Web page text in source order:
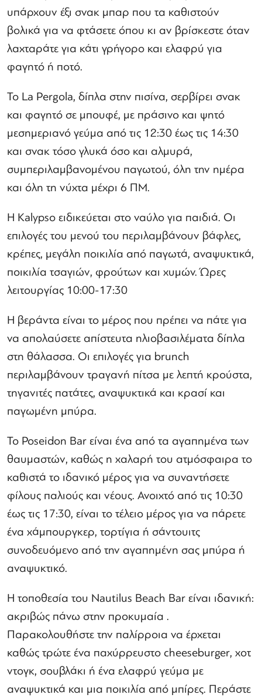
υπάρχουν έξι σνακ μπαρ που τα καθιστούν
βολικά για να φτάσετε όπου κι αν βρίσκεστε όταν
λαχταράτε για κάτι γρήγορο και ελαφρύ για
φαγητό ή ποτό.
Το La Pergola, δίπλα στην πισίνα, σερβίρει σνακ
και φαγητό σε μπουφέ, με πράσινο και ψητό
μεσημεριανό γεύμα από τις 12:30 έως τις 14:30
και σνακ τόσο γλυκά όσο και αλμυρά,
συμπεριλαμβανομένου παγωτού, όλη την ημέρα
και όλη τη νύχτα μέχρι 6 ΠΜ.
Η Kalypso ειδικεύεται στο ναύλο για παιδιά. Οι
επιλογές του μενού του περιλαμβάνουν βάφλες,
κρέπες, μεγάλη ποικιλία από παγωτά, αναψυκτικά,
ποικιλία τσαγιών, φρούτων και χυμών. Ώρες
λειτουργίας 10:00-17:30
Η βεράντα είναι το μέρος που πρέπει να πάτε για
να απολαύσετε απίστευτα ηλιοβασιλέματα δίπλα
στη θάλασσα. Οι επιλογές για brunch
περιλαμβάνουν τραγανή πίτσα με λεπτή κρούστα,
τηγανιτές πατάτες, αναψυκτικά και κρασί και
παγωμένη μπύρα.
Το Poseidon Bar είναι ένα από τα αγαπημένα των
θαυμαστών, καθώς η χαλαρή του ατμόσφαιρα το
καθιστά το ιδανικό μέρος για να συναντήσετε
φίλους παλιούς και νέους. Ανοιχτό από τις 10:30
έως τις 17:30, είναι το τέλειο μέρος για να πάρετε
ένα χάμπουργκερ, τορτίγια ή σάντουιτς
συνοδευόμενο από την αγαπημένη σας μπύρα ή
αναψυκτικό.
Η τοποθεσία του Nautilus Beach Bar είναι ιδανική:
ακριβώς πάνω στην προκυμαία .
Παρακολουθήστε την παλίρροια να έρχεται
καθώς τρώτε ένα παχύρρευστο cheeseburger, χοτ
ντογκ, σουβλάκι ή ένα ελαφρύ γεύμα με
αναψυκτικά και μια ποικιλία από μπίρες. Περάστε